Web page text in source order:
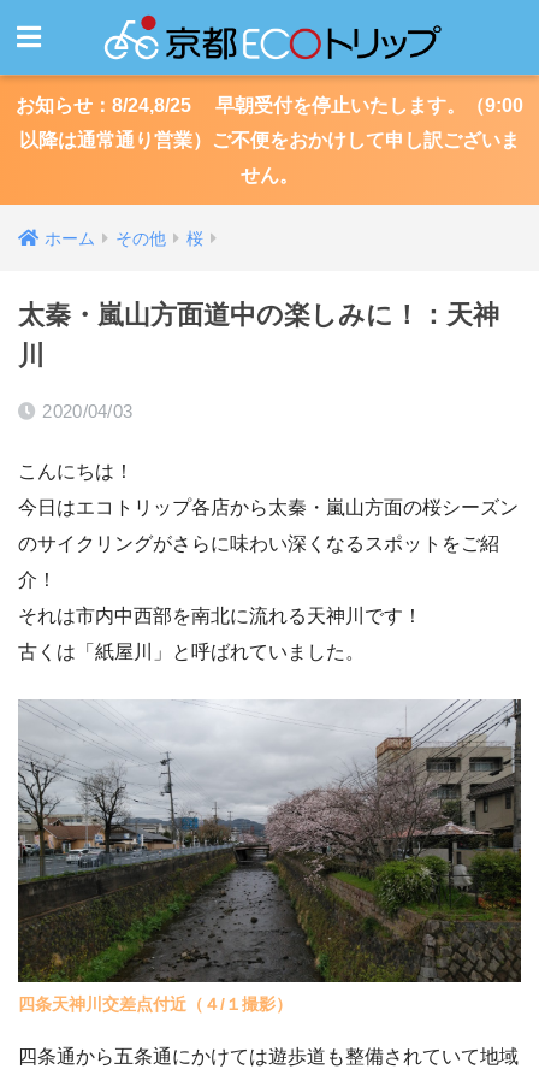
お知らせ：8/24,8/25 早朝受付を停止いたします。（9:00
以降は通常通り営業）ご不便をおかけして申し訳ございま
せん。
ホーム その他 桜
太秦・嵐山方面道中の楽しみに！：天神
川
2020/04/03
こんにちは！
今日はエコトリップ各店から太秦・嵐山方面の桜シーズン
のサイクリングがさらに味わい深くなるスポットをご紹
介！
それは市内中西部を南北に流れる天神川です！
古くは「紙屋川」と呼ばれていました。
四条天神川交差点付近（４/１撮影）
四条通から五条通にかけては遊歩道も整備されていて地域